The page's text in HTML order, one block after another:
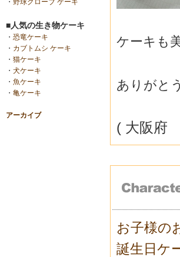
・ 野球グローブ ケーキ
■人気の生き物ケーキ
・ 恐竜ケーキ
・ カブトムシ ケーキ
・ 猫ケーキ
・ 犬ケーキ
・ 魚ケーキ
・ 亀ケーキ
アーカイブ
ケーキも
ありがと
( 大阪府
お子様の
誕生日ケ